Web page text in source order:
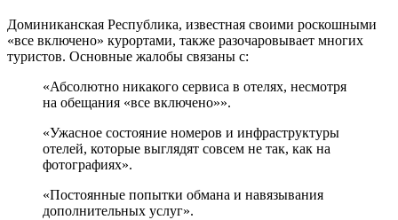
Доминиканская Республика, известная своими роскошными
«все включено» курортами, также разочаровывает многих
туристов. Основные жалобы связаны с:
«Абсолютно никакого сервиса в отелях, несмотря
на обещания «все включено»».
«Ужасное состояние номеров и инфраструктуры
отелей, которые выглядят совсем не так, как на
фотографиях».
«Постоянные попытки обмана и навязывания
дополнительных услуг».